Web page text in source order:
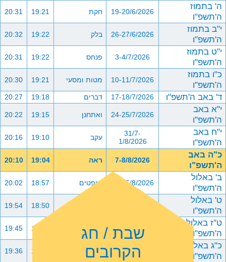
ה' בתמוז
ה'תשפ"ו
19-20/6/2026 חקת 19:21
20:31
י"ב בתמוז
ה'תשפ"ו
26-27/6/2026 בלק 19:22
20:32
י"ט בתמוז
ה'תשפ"ו
3-4/7/2026 פנחס 19:22
20:31
כ"ו בתמוז
ה'תשפ"ו
10-11/7/2026 מטות ומסעי 19:21
20:30
ד' באב ה'תשפ"ו 17-18/7/2026 דברים 19:18
20:27
י"א באב
ה'תשפ"ו
24-25/7/2026 ואתחנן 19:15
20:22
י"ח באב
ה'תשפ"ו
31/7-
1/8/2026
עקב 19:10
20:16
כ"ה באב
ה'תשפ"ו
7-8/8/2026 ראה 19:04
20:10
ב' באלול
ה'תשפ"ו
14-15/8/2026 שופטים 18:57
20:02
ט' באלול
ה'תשפ"ו
18:50
19:54
ט"ז באלול
ה'תשפ"ו
28-29/8/2026 כי תבוא 18:41
19:45
כ"ג באלול
ה'תשפ"ו
4-5/9/2026 ניצבים וילך 18:33
19:36
שבת / חג
הקרובים